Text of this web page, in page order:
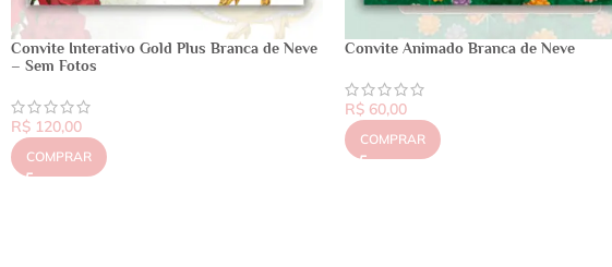
Convite Interativo Gold Plus Branca de Neve
– Sem Fotos
R$ 120,00
COMPRAR
Convite Animado Branca de Neve
R$60,00
COMPRAR